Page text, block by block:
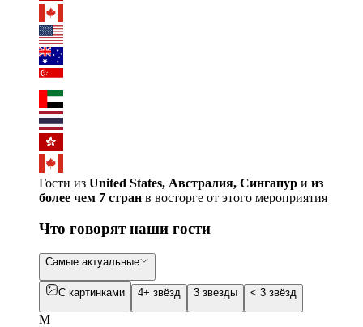
Гости из United States, Австралия, Сингапур и из
более чем 7 стран в восторге от этого мероприятия
Что говорят наши гости
Самые актуальные
С картинками 4+ звёзд 3 звезды < 3 звёзд
M